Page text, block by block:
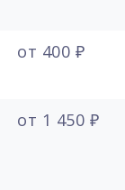
от 400 ₽
от 1 450 ₽